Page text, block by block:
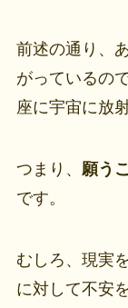
前述の通り、
がっているの
座に宇宙に放
つまり、 願う
です。
むしろ、現実
に対して不安